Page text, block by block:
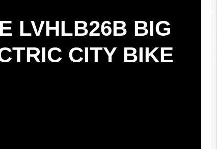
LVHLB26B BIG
CITY BIKE